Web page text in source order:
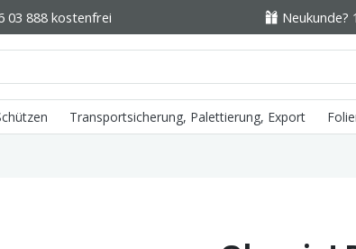
03 888 kostenfrei
Transportsicherung, Palettierung, Export